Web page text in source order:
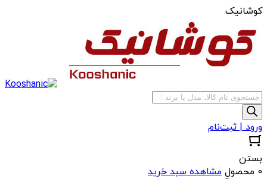
کوشانیک
جستجوی
محصولات
ورود | ثبت‌نام
بستن
0 محصول
مشاهده سبد خرید